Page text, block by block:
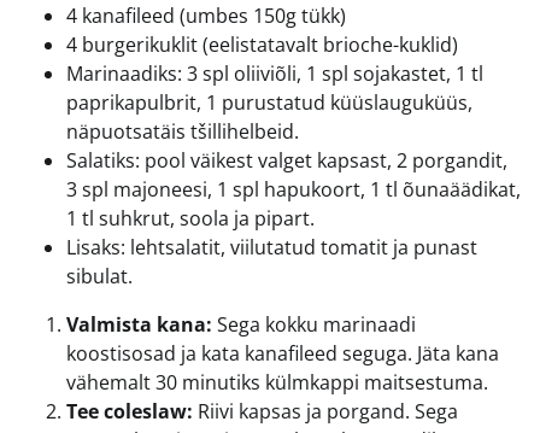
4 kanafileed (umbes 150g tükk)
4 burgerikuklit (eelistatavalt brioche-kuklid)
Marinaadiks: 3 spl oliiviõli, 1 spl sojakastet, 1 tl
paprikapulbrit, 1 purustatud küüslauguküüs,
näpuotsatäis tšillihelbeid.
Salatiks: pool väikest valget kapsast, 2 porgandit,
3 spl majoneesi, 1 spl hapukoort, 1 tl õunaäädikat,
1 tl suhkrut, soola ja pipart.
Lisaks: lehtsalatit, viilutatud tomatit ja punast
sibulat.
Valmista kana: Sega kokku marinaadi
koostisosad ja kata kanafileed seguga. Jäta kana
vähemalt 30 minutiks külmkappi maitsestuma.
Tee coleslaw: Riivi kapsas ja porgand. Sega